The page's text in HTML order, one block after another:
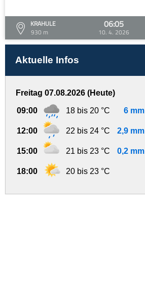
KRAHULE
930 m
06:05
10. 4. 2026
Aktuelle Infos
Freitag 07.08.2026 (Heute)
09:00 18 bis 20 °C 6 mm
12:00 22 bis 24 °C 2,9 mm
15:00 21 bis 23 °C 0,2 mm
18:00 20 bis 23 °C